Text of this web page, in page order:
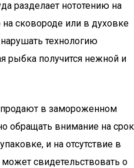
разделает нототению на
сковороде или в духовке
технологию
рыбка получится нежной и
продают в замороженном
обращать внимание на срок
и на отсутствие в
свидетельствовать о